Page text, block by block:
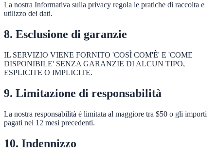
La nostra Informativa sulla privacy regola le pratiche di raccolta e
utilizzo dei dati.
8. Esclusione di garanzie
IL SERVIZIO VIENE FORNITO 'COSÌ COM'È' E 'COME
DISPONIBILE' SENZA GARANZIE DI ALCUN TIPO,
ESPLICITE O IMPLICITE.
9. Limitazione di responsabilità
La nostra responsabilità è limitata al maggiore tra $50 o gli importi
pagati nei 12 mesi precedenti.
10. Indennizzo